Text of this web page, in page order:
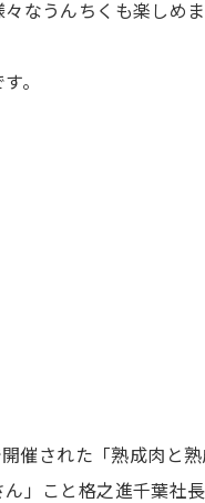
なうんちくも楽しめま
。
催された「熟成肉と
」こと格之進千葉社